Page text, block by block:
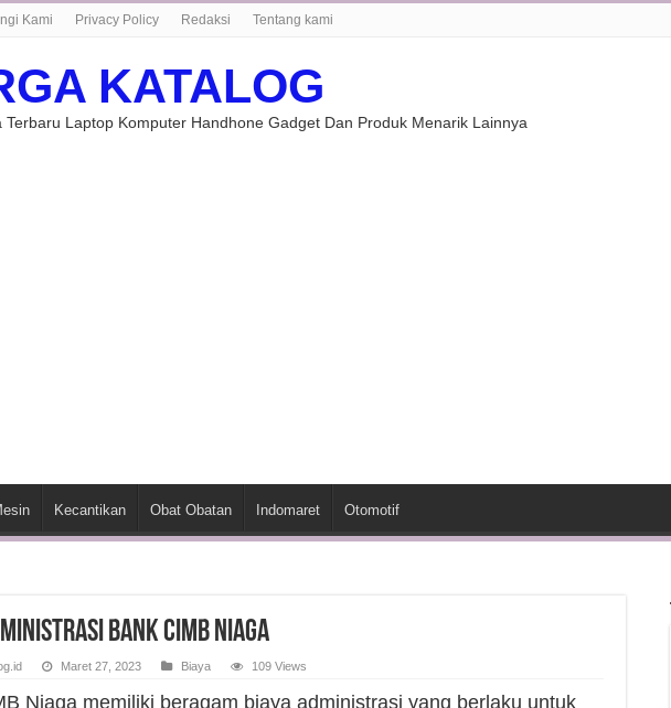
Kami Privacy Policy Redaksi Tentang kami
KATALOG
Terbaru Laptop Komputer Handhone Gadget Dan Produk Menarik Lainnya
Kecantikan Obat Obatan Indomaret Otomotif
Bank CIMB Niaga
Maret 27, 2023 Biaya 109 Views
Niaga memiliki beragam biaya administrasi yang berlaku untuk